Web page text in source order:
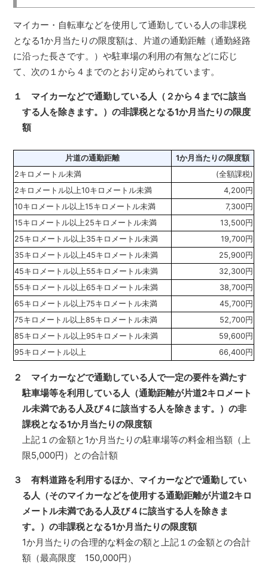
マイカー・自転車などを使用して通勤している人の非課税
となる1か月当たりの限度額は、片道の通勤距離（通勤経路
に沿った長さです。）や駐車場の利用の有無などに応じ
て、次の１から４までのとおり定められています。
１ マイカーなどで通勤している人（２から４までに該当
する人を除きます。）の非課税となる1か月当たりの限度
額
片道の通勤距離
1か月当たりの限度額
2キロメートル未満
(全額課税)
2キロメートル以上10キロメートル未満
4,200円
10キロメートル以上15キロメートル未満
7,300円
15キロメートル以上25キロメートル未満
13,500円
25キロメートル以上35キロメートル未満
19,700円
35キロメートル以上45キロメートル未満
25,900円
45キロメートル以上55キロメートル未満
32,300円
55キロメートル以上65キロメートル未満
38,700円
65キロメートル以上75キロメートル未満
45,700円
75キロメートル以上85キロメートル未満
52,700円
85キロメートル以上95キロメートル未満
59,600円
95キロメートル以上
66,400円
２ マイカーなどで通勤している人で一定の要件を満たす
駐車場等を利用している人（通勤距離が片道2キロメート
ル未満である人及び４に該当する人を除きます。）の非
課税となる1か月当たりの限度額
上記１の金額と1か月当たりの駐車場等の料金相当額（上
限5,000円）との合計額
３ 有料道路を利用するほか、マイカーなどで通勤してい
る人（そのマイカーなどを使用する通勤距離が片道2キロ
メートル未満である人及び４に該当する人を除きま
す。）の非課税となる1か月当たりの限度額
1か月当たりの合理的な料金の額と上記１の金額との合計
額（最高限度 150,000円）